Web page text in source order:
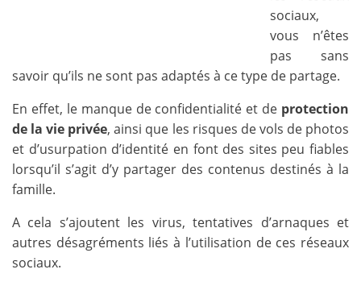
sociaux,
vous n’êtes
pas sans
savoir qu’ils ne sont pas adaptés à ce type de partage.
En effet, le manque de confidentialité et de protection
de la vie privée, ainsi que les risques de vols de photos
et d’usurpation d’identité en font des sites peu fiables
lorsqu’il s’agit d’y partager des contenus destinés à la
famille.
A cela s’ajoutent les virus, tentatives d’arnaques et
autres désagréments liés à l’utilisation de ces réseaux
sociaux.